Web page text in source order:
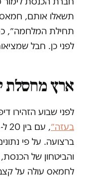
תשאלו אותם, חמאס
תחילת המלחמה״,
לפני כן. חבל
ארץ מחסלת
לפני שבוע הזהירו
בעזה״
ברצועה. על פי
והביטחון של
לחמאס עולה על קצב